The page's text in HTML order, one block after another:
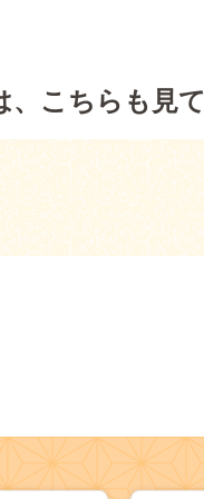
、こちらも見